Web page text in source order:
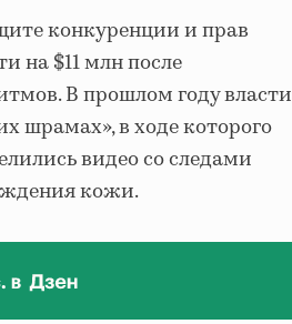
конкуренции и прав
на $11 млн после
В прошлом году власти
шрамах», в ходе которого
видео со следами
кожи.